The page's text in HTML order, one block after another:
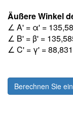
Äußere Winkel
∠ A' = α' = 135,58
∠ B' = β' = 135,58
∠ C' = γ' = 88,831
Berechnen Sie